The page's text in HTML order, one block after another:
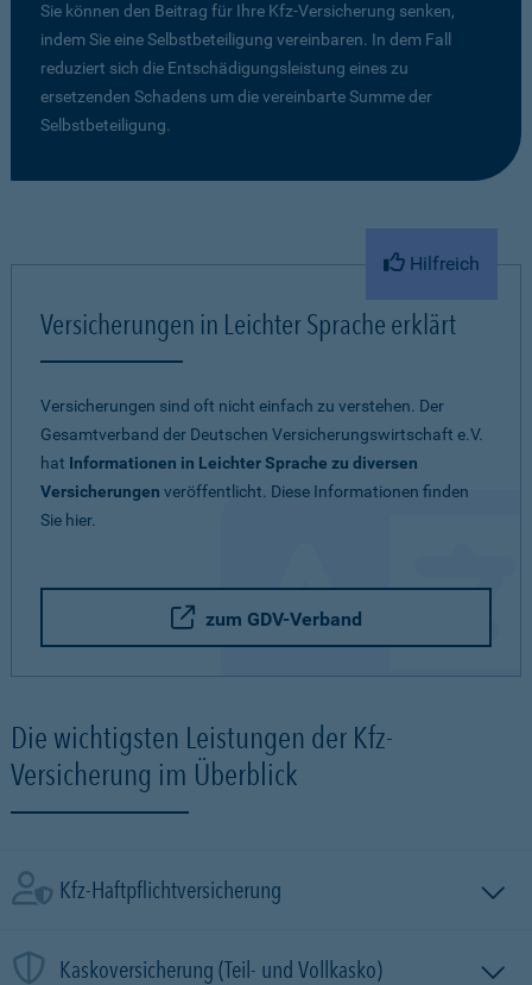
Sie können den Beitrag für Ihre Kfz-Versicherung senken,
indem Sie eine Selbstbeteiligung vereinbaren. In dem Fall
reduziert sich die Entschädigungsleistung eines zu
ersetzenden Schadens um die vereinbarte Summe der
Selbstbeteiligung.
Hilfreich
Versicherungen in Leichter Sprache erklärt
Versicherungen sind oft nicht einfach zu verstehen. Der
Gesamtverband der Deutschen Versicherungswirtschaft e.V.
hat Informationen in Leichter Sprache zu diversen
Versicherungen veröffentlicht. Diese Informationen finden
Sie hier.
zum GDV-Verband
Die wichtigsten Leistungen der Kfz-
Versicherung im Überblick
Kfz-Haftpflichtversicherung
Kaskoversicherung (Teil- und Vollkasko)